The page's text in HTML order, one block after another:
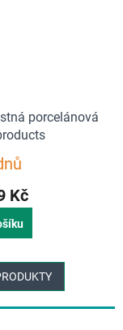
porcelánová
Kč